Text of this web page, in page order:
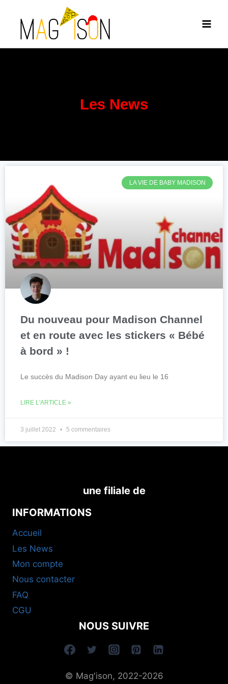
Les News
LA VIE DE BABY MADISON
Du nouveau pour Madison Channel
et en route avec les stickers « Bébé
à bord » !
Le succès du Madison Day ayant eu lieu le 16
LIRE L'ARTICLE »
3 juillet 2022 5 commentaires
une filiale de
INFORMATIONS
Accueil
Les News
Mon compte
Nous contacter
FAQ
CGU
NOUS SUIVRE
© Mag'ison, 2022-2026